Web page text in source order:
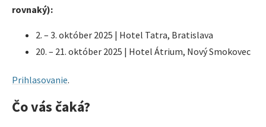
rovnaký):
2. – 3. október 2025 | Hotel Tatra, Bratislava
20. – 21. október 2025 | Hotel Átrium, Nový Smokovec
Prihlasovanie.
Čo vás čaká?